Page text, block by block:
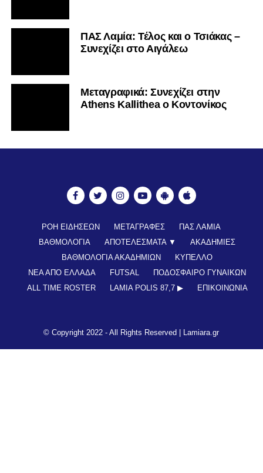
ΠΑΣ Λαμία: Τέλος και ο Τσιάκας –
Συνεχίζει στο Αιγάλεω
Mεταγραφικά: Συνεχίζει στην
Athens Kallithea ο Κοντονίκος
ΡΟΗ ΕΙΔΗΣΕΩΝ ΜΕΤΑΓΡΑΦΕΣ
ΠΑΣ ΛΑΜΙΑ
ΒΑΘΜΟΛΟΓΙΑ
ΑΠΟΤΕΛΕΣΜΑΤΑ ▼
ΑΚΑΔΗΜΙΕΣ
ΒΑΘΜΟΛΟΓΙΑ ΑΚΑΔΗΜΙΩΝ
ΚΥΠΕΛΛΟ
ΝΕΑ ΑΠΟ ΕΛΛΑΔΑ
FUTSAL
ΠΟΔΟΣΦΑΙΡΟ ΓΥΝΑΙΚΩΝ
ALL TIME ROSTER
LAMIA POLIS 87,7 ▶︎ ΕΠΙΚΟΙΝΩΝΊΑ
© Copyright 2022 - All Rights Reserved | Lamiara.gr